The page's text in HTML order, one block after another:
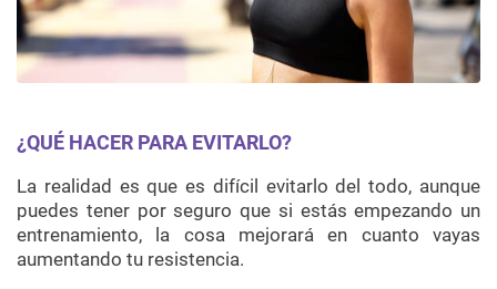
¿QUÉ HACER PARA EVITARLO?
La realidad es que es difícil evitarlo del todo, aunque
puedes tener por seguro que si estás empezando un
entrenamiento, la cosa mejorará en cuanto vayas
aumentando tu resistencia.